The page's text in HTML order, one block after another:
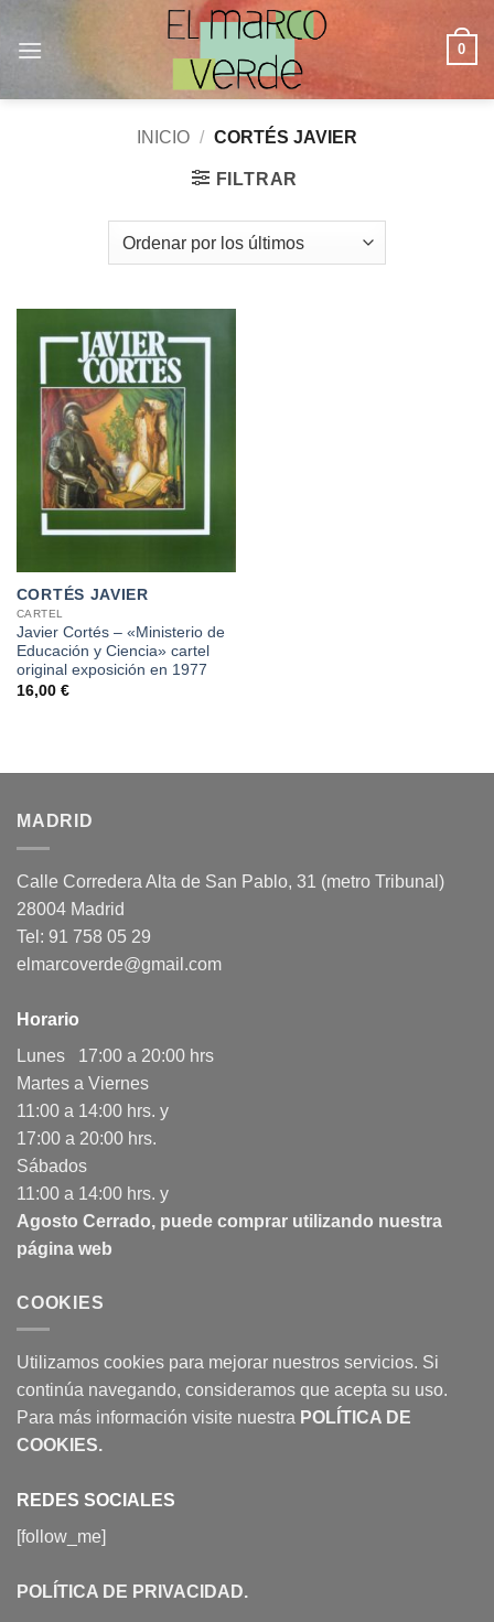
0
INICIO / CORTÉS JAVIER
FILTRAR
CORTÉS JAVIER
CARTEL
Javier Cortés – «Ministerio de
Educación y Ciencia» cartel
original exposición en 1977
16,00 €
MADRID
Calle Corredera Alta de San Pablo, 31 (metro Tribunal)
28004 Madrid
Tel: 91 758 05 29
elmarcoverde@gmail.com
Horario
Lunes 17:00 a 20:00 hrs
Martes a Viernes
11:00 a 14:00 hrs. y
17:00 a 20:00 hrs.
Sábados
11:00 a 14:00 hrs. y
Agosto Cerrado, puede comprar utilizando nuestra
página web
COOKIES
Utilizamos cookies para mejorar nuestros servicios. Si
continúa navegando, consideramos que acepta su uso.
Para más información visite nuestra POLÍTICA DE
COOKIES.
REDES SOCIALES
[follow_me]
POLÍTICA DE PRIVACIDAD.